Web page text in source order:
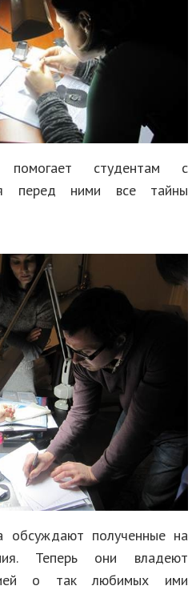
студентам с
перед ними все тайны
обсуждают полученные на
Теперь они владеют
о так любимых ими